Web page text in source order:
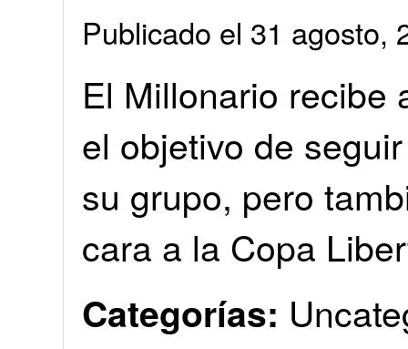
Publicado el 31 agosto,
El Millonario recibe
el objetivo de
su grupo, pero
cara a la Copa
Categorías: